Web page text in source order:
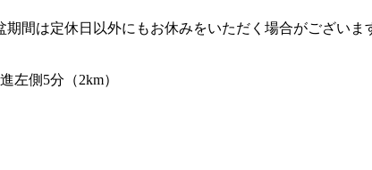
間は定休日以外にもお休みをいただく場合がございま
左側5分（2km）